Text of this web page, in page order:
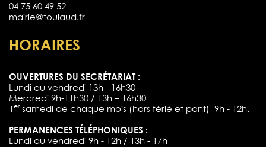
04 75 60 49 52
mairie@toulaud.fr
HORAIRES
OUVERTURES DU SECRÉTARIAT :
Lundi au vendredi 13h - 16h30
Mercredi 9h-11h30 / 13h – 16h30
1 ersamedi de chaque mois (hors férié et pont) 9h - 12h.
PERMANENCES TÉLÉPHONIQUES :
Lundi au vendredi 9h - 12h / 13h - 17h